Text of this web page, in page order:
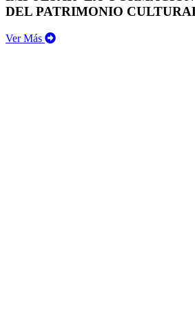
DEL PATRIMONIO
Ver Más